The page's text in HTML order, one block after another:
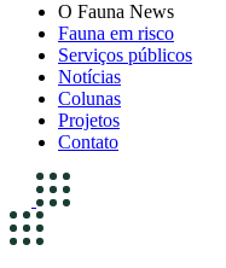
O Fauna News
Fauna em risco
Serviços públicos
Notícias
Colunas
Projetos
Contato